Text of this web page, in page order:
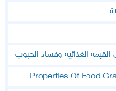
القيمة الغذائية وفساد الحبوب